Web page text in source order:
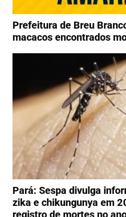
Prefeitura de Breu
macacos encontrados
Pará: Sespa divulga
zika e chikungunya em
registro de mortes no